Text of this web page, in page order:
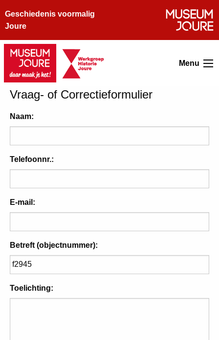
Geschiedenis voormalig
Joure
Menu
Vraag- of Correctieformulier
Naam:
Telefoonnr.:
E-mail:
Betreft (objectnummer):
Toelichting: